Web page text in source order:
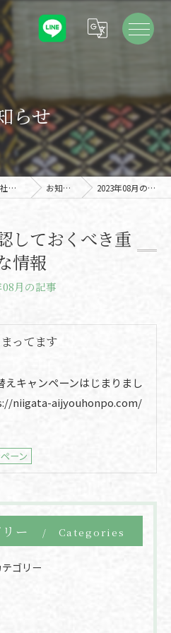
らせ
新潟県五泉市の畳なら有限会社建石畳店 お知らせ 2023年08月の記事
しておくべき重
情報
08月の記事
ってます
えキャンペーンはじまりまし
niigata-aijyouhonpo.com/
ーン
ー Categories
ゴリー